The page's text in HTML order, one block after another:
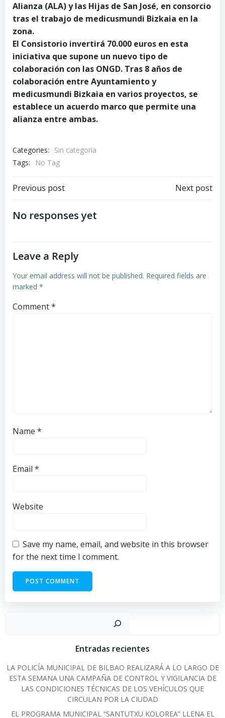
Alianza (ALA) y las Hijas de San José, en consorcio
tras el trabajo de medicusmundi Bizkaia en la
zona.
El Consistorio invertirá 70.000 euros en esta
iniciativa que supone un nuevo tipo de
colaboración con las ONGD. Tras 8 años de
colaboración entre Ayuntamiento y
medicusmundi Bizkaia en varios proyectos, se
establece un acuerdo marco que permite una
alianza entre ambas.
Categories:
Sin categoría
Tags:
No Tag
Post
navigation
Previous post Next post
No responses yet
Leave a Reply
Your email address will not be published. Required fields are
marked *
Comment*
Name *
Email *
Website
Save my name, email, and website in this browser
for the next time I comment.
Entradas recientes
LA POLICÍA MUNICIPAL DE BILBAO REALIZARÁ A LO LARGO DE
ESTA SEMANA UNA CAMPAÑA DE CONTROL Y VIGILANCIA DE
LAS CONDICIONES TÉCNICAS DE LOS VEHÍCULOS QUE
CIRCULAN POR LA CIUDAD
EL PROGRAMA MUNICIPAL “SANTUTXU KOLOREA” LLENA EL